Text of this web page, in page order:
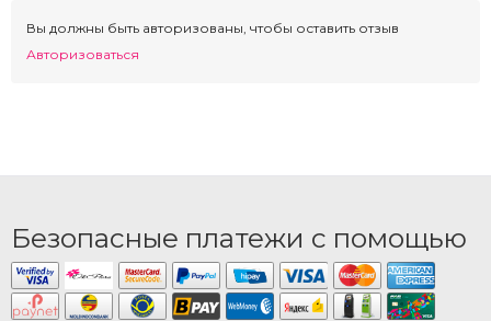
Вы должны быть авторизованы, чтобы оставить отзыв
Авторизоваться
Безопасные платежи с помощью